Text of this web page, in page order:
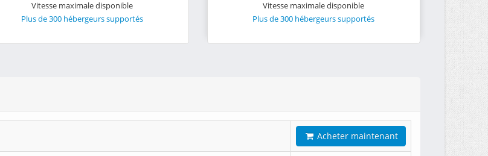
Vitesse maximale disponible
Plus de 300 hébergeurs supportés
Vitesse maximale disponible
Plus de 300 hébergeurs supportés
Acheter maintenant